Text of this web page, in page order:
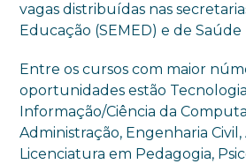
vagas distribuídas nas
Educação (SEMED) e de Saúde
Entre os cursos com maior
oportunidades estão
Informação/Ciência da
Administração, Engenharia
Licenciatura em Pedagogia,